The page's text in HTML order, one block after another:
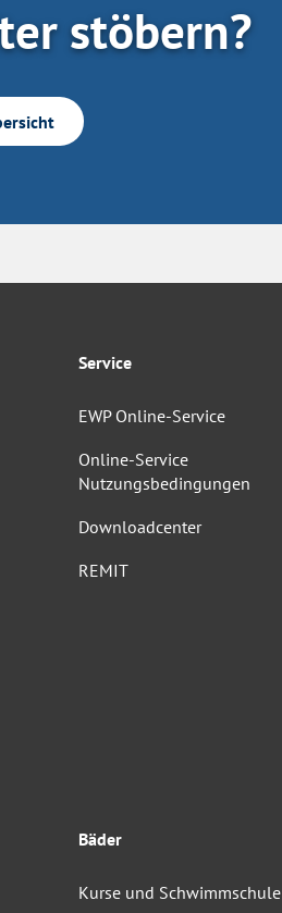
stöbern?
Bäder
Kurse und Schwimmschule
Service
EWP Online-Service
Online-Service
Nutzungsbedingungen
Downloadcenter
REMIT